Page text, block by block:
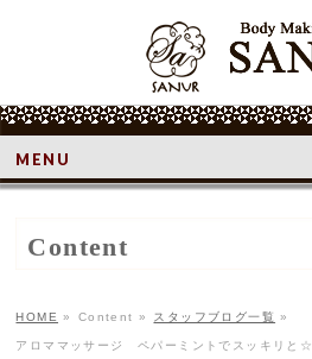
MENU
Content
HOME » Content » スタッフブログ一覧 »
アロママッサージ ペパーミントでスッキリと☆